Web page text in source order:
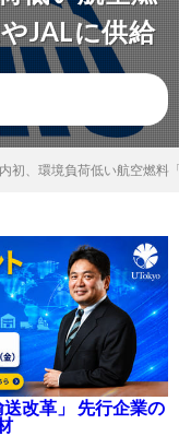
JALに供給
初、環境負荷低い航空燃料
改革」 先行企業の